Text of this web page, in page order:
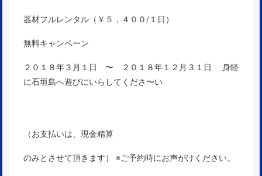
器材フルレンタル（￥５，４００/１日）
無料キャンペーン
２０１８年３月１日 〜 ２０１８年１２月３１日
身軽
に石垣島へ遊びにいらしてくださ〜い
（お支払いは、現金精算
のみとさせて頂きます） ※ご予約時にお声がけください。